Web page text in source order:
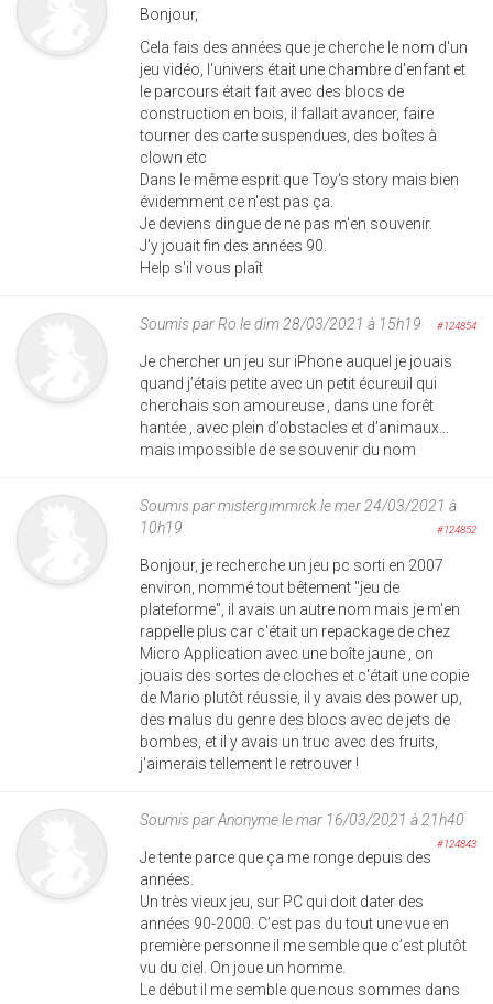
Bonjour,
Cela fais des années que je cherche le nom d'un
jeu vidéo, l'univers était une chambre d'enfant et
le parcours était fait avec des blocs de
construction en bois, il fallait avancer, faire
tourner des carte suspendues, des boîtes à
clown etc
Dans le même esprit que Toy's story mais bien
évidemment ce n'est pas ça.
Je deviens dingue de ne pas m'en souvenir.
J'y jouait fin des années 90.
Help s'il vous plaît
Soumis parRo le dim 28/03/2021 à 15h19 #124854
Je chercher un jeu sur iPhone auquel je jouais
quand j’étais petite avec un petit écureuil qui
cherchais son amoureuse , dans une forêt
hantée , avec plein d’obstacles et d’animaux...
mais impossible de se souvenir du nom
Soumis parmistergimmickle mer 24/03/2021 à
10h19
#124852
Bonjour, je recherche un jeu pc sorti en 2007
environ, nommé tout bêtement "jeu de
plateforme", il avais un autre nom mais je m'en
rappelle plus car c'était un repackage de chez
Micro Application avec une boîte jaune , on
jouais des sortes de cloches et c'était une copie
de Mario plutôt réussie, il y avais des power up,
des malus du genre des blocs avec de jets de
bombes, et il y avais un truc avec des fruits,
j'aimerais tellement le retrouver !
Soumis parAnonymele mar 16/03/2021 à 21h40
#124843
Je tente parce que ça me ronge depuis des
années.
Un très vieux jeu, sur PC qui doit dater des
années 90-2000. C’est pas du tout une vue en
première personne il me semble que c’est plutôt
vu du ciel. On joue un homme.
Le début il me semble que nous sommes dans